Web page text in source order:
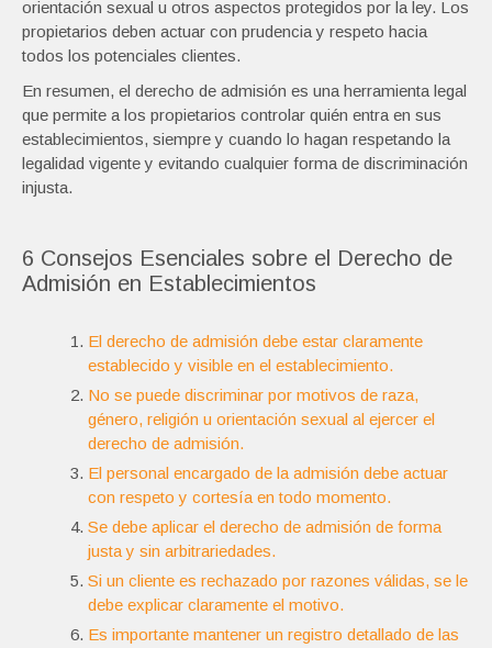
orientación sexual u otros aspectos protegidos por la ley. Los
propietarios deben actuar con prudencia y respeto hacia
todos los potenciales clientes.
En resumen, el derecho de admisión es una herramienta legal
que permite a los propietarios controlar quién entra en sus
establecimientos, siempre y cuando lo hagan respetando la
legalidad vigente y evitando cualquier forma de discriminación
injusta.
6 Consejos Esenciales sobre el Derecho de
Admisión en Establecimientos
El derecho de admisión debe estar claramente
establecido y visible en el establecimiento.
No se puede discriminar por motivos de raza,
género, religión u orientación sexual al ejercer el
derecho de admisión.
El personal encargado de la admisión debe actuar
con respeto y cortesía en todo momento.
Se debe aplicar el derecho de admisión de forma
justa y sin arbitrariedades.
Si un cliente es rechazado por razones válidas, se le
debe explicar claramente el motivo.
Es importante mantener un registro detallado de las